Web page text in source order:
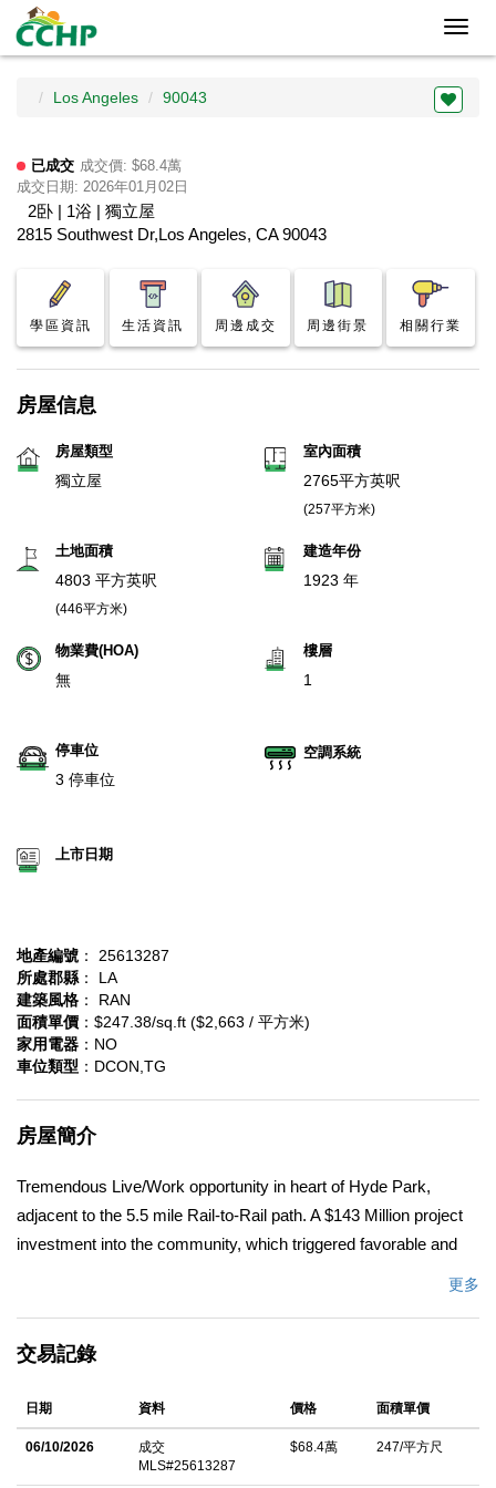
Los Angeles 90043
已成交 成交價: $68.4萬
成交日期: 2026年01月02日
2卧 | 1浴 | 獨立屋
2815 Southwest Dr,Los Angeles, CA 90043
學區資訊 生活資訊 周邊成交 周邊街景 相關行業
房屋信息
房屋類型
獨立屋
室內面積
2765平方英呎
(257平方米)
土地面積
4803 平方英呎
(446平方米)
建造年份
1923 年
物業費(HOA)
無
樓層
1
停車位
3 停車位
空調系統
上市日期
地產編號 ： 25613287
所處郡縣 ： LA
建築風格 ： RAN
面積單價 ：$247.38/sq.ft ($2,663 / 平方米)
家用電器 ：NO
車位類型 ：DCON,TG
房屋簡介
Tremendous Live/Work opportunity in heart of Hyde Park,
adjacent to the 5.5 mile Rail-to-Rail path. A $143 Million project
investment into the community, which triggered favorable and
1,085 square feet with two bedrooms and one full bathroom, with
features a spacious living with a semi open layout to a large
kitchen area. It also has ADU potential of converting existing
rear garage into an ADU while keeping the warehouse
更多
交易記錄
日期 資料 價格 面積單價
06/10/2026
成交
MLS#25613287
$68.4萬 247/平方尺